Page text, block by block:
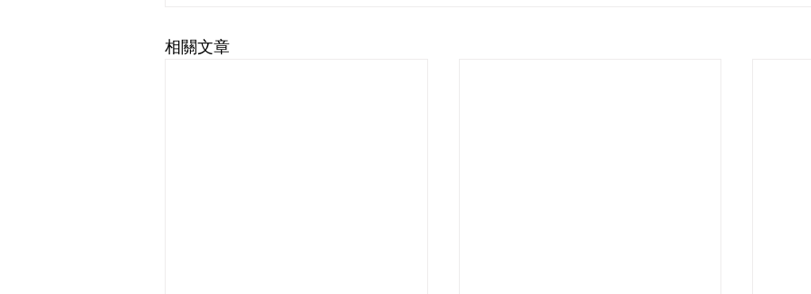
相關文章